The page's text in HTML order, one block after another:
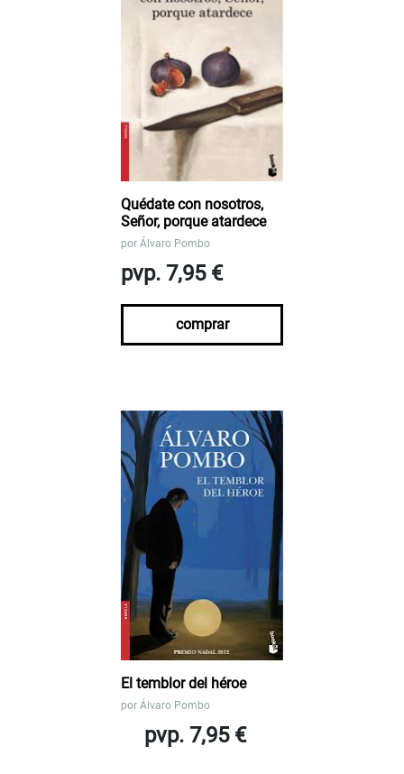
Quédate con nosotros,
Señor, porque atardece
por Álvaro Pombo
pvp. 7,95 €
comprar
El temblor del héroe
por Álvaro Pombo
pvp. 7,95 €